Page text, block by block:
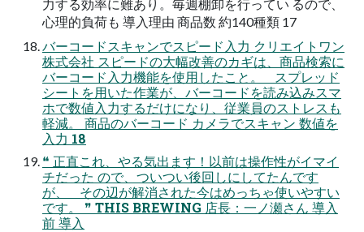
力する効率に難あり。毎週棚卸を行ってい るので、
心理的負荷も 導入理由 商品数 約140種類 17
バーコードスキャンでスピード入力 クリエイトワン
株式会社 スピードの大幅改善のカギは、商品検索に
バーコード入力機能を使用したこと。 スプレッド
シートを用いた作業が、バーコードを読み込みスマ
ホで数値入力するだけになり、従業員のストレスも
軽減。 商品のバーコード カメラでスキャン 数値を
入力 18
❝ 正直これ、やる気出ます！以前は操作性がイマイ
チだった ので、ついつい後回しにしてたんです
が、 その辺が解消された今はめっちゃ使いやすい
です。 ❞ THIS BREWING 店長：一ノ瀬さん 導入
前 導入